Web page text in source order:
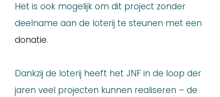
Het is ook mogelijk om dit project zonder
deelname aan de loterij te steunen met een
donatie.
Dankzij de loterij heeft het JNF in de loop der
jaren veel projecten kunnen realiseren – de